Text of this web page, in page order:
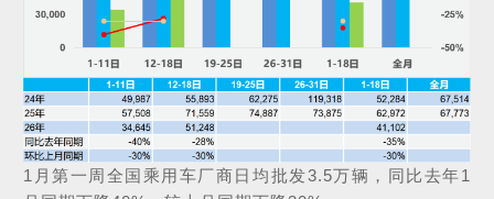
1月第一周全国乘用车厂商日均批发3.5万辆，同比去年1